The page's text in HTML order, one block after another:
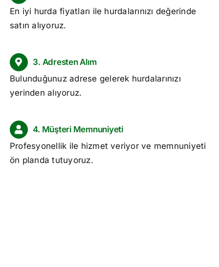
En iyi hurda fiyatları ile hurdalarınızı değerinde
satın alıyoruz.
3. Adresten Alım
Bulunduğunuz adrese gelerek hurdalarınızı
yerinden alıyoruz.
4. Müşteri Memnuniyeti
Profesyonellik ile hizmet veriyor ve memnuniyeti
ön planda tutuyoruz.